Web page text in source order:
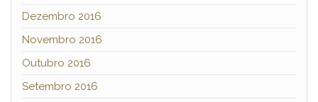
Dezembro 2016
Novembro 2016
Outubro 2016
Setembro 2016